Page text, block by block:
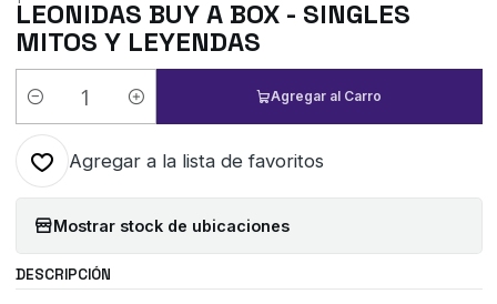
LEONIDAS BUY A BOX - SINGLES
MITOS Y LEYENDAS
Cantidad
Agregar al Carro
Agregar a la lista de favoritos
Mostrar stock de ubicaciones
DESCRIPCIÓN